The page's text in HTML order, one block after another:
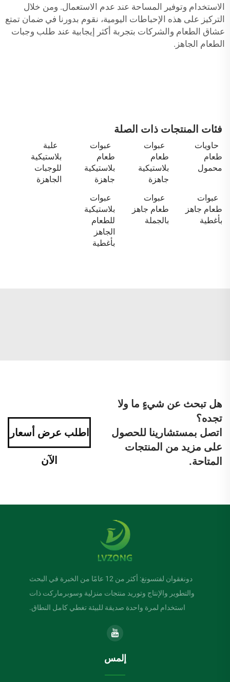
الاستخدام وتوفير المساحة عند عدم الاستعمال. ومن خلال
التركيز على هذه الإحباطات اليومية، نقوم بدورنا في ضمان تمتع
عشاق الطعام والشركات بتجربة أكثر إيجابية عند طلب وجبات
الطعام الجاهز.
فئات المنتجات ذات الصلة
حاويات
طعام
محمول
عبوات
طعام
بلاستيكية
جاهزة
عبوات
طعام
بلاستيكية
جاهزة
علبة
بلاستيكية
للوجبات
الجاهزة
عبوات
طعام جاهز
بأغطية
عبوات
طعام جاهز
بالجملة
عبوات
بلاستيكية
للطعام
الجاهز
بأغطية
هل تبحث عن شيءٍ ما ولا
تجده؟
اتصل بمستشارينا للحصول
على مزيد من المنتجات
المتاحة.
اطلب عرض أسعار
الآن
دونغقوان لفتسونغ: أكثر من 12 عامًا من الخبرة في البحث
والتطوير والإنتاج وتوريد منتجات منزلية وسوبرماركت ذات
استخدام لمرة واحدة صديقة للبيئة تغطي كامل النطاق.
إلمس